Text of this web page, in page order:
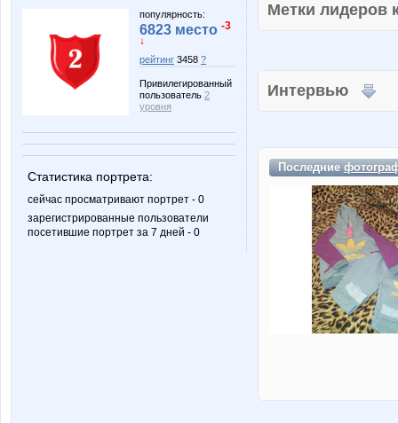
популярность:
6823 место -3
↓
рейтинг 3458 ?
Привилегированный
пользователь 2
уровня
Статистика портрета:
сейчас просматривают портрет - 0
зарегистрированные пользователи
посетившие портрет за 7 дней - 0
Метки
Интервью
Последние